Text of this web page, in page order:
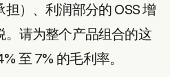
）、利润部分的 OSS 增
。请为整个产品组合的这
至 7% 的毛利率。